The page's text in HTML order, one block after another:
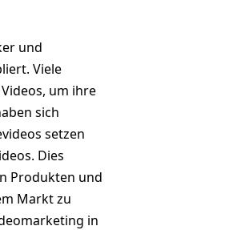
und
Viele
um ihre
sich
setzen
Dies
Produkten und
Markt zu
in